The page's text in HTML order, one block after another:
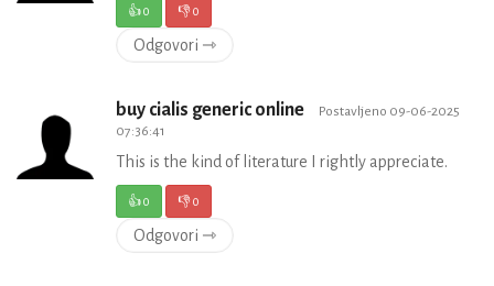
👍0 👎0
Odgovori ⇾
buy cialis generic online
Postavljeno 09-06-2025
07:36:41
This is the kind of literature I rightly appreciate.
👍0 👎0
Odgovori ⇾